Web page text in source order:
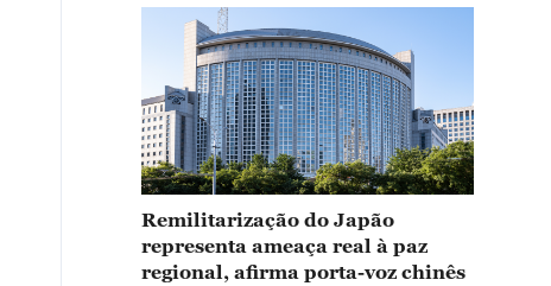
Remilitarização do Japão
representa ameaça real à paz
regional, afirma porta-voz chinês